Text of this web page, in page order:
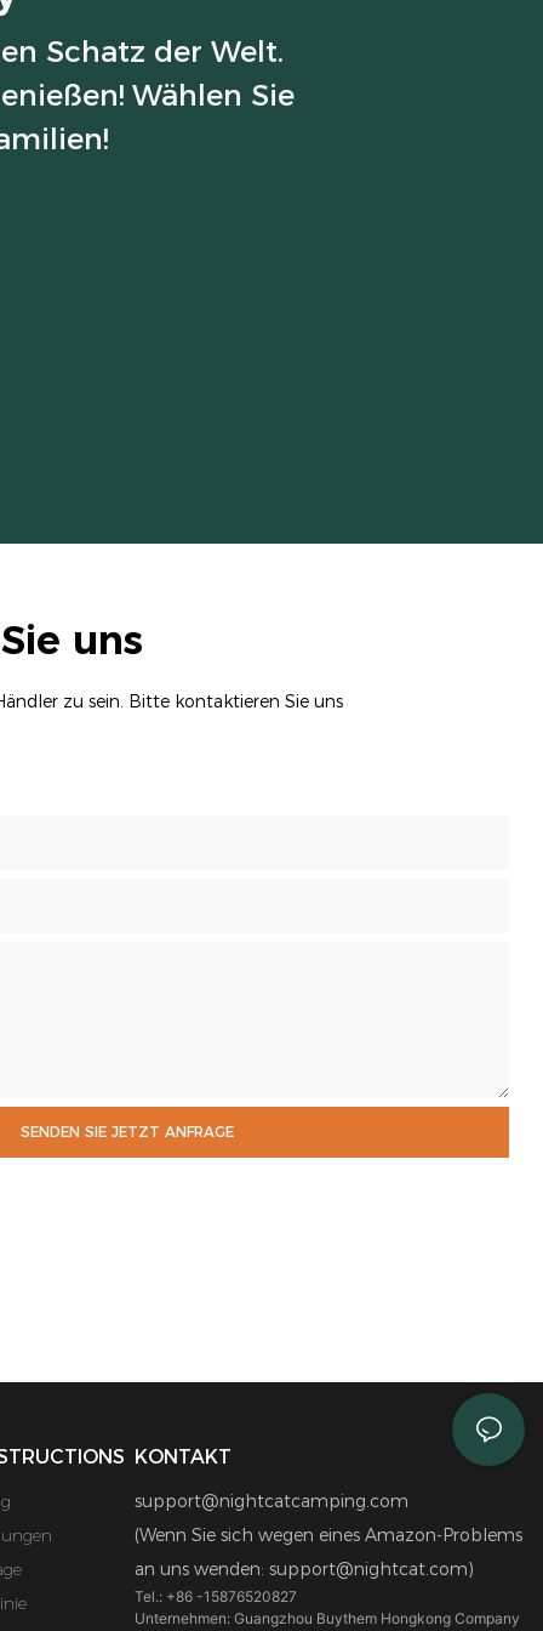
Schatz der Welt.
Wählen Sie
uns
zu sein. Bitte kontaktieren Sie uns
SENDEN SIE JETZT ANFRAGE
KONTAKT
support@nightcatcamping.com
(Wenn Sie sich wegen eines Amazon-Problems
an uns wenden: support@nightcat.com)
Tel.: +86 -15876520827
Unternehmen: Guangzhou Buythem Hongkong Company